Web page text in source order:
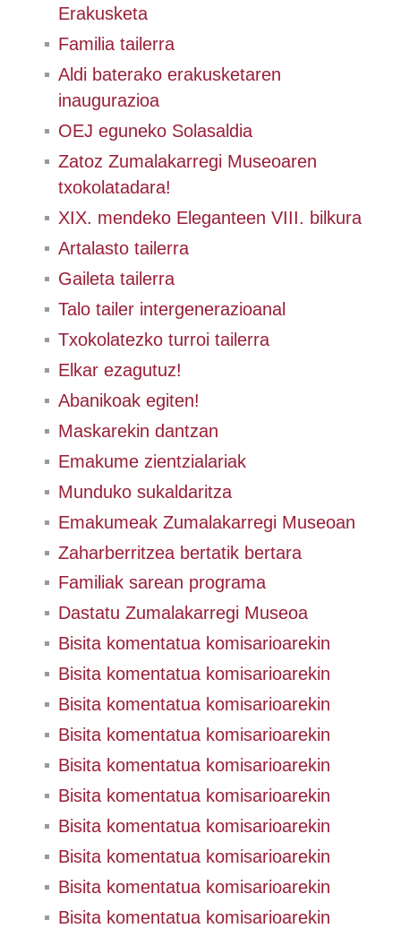
Erakusketa
Familia tailerra
Aldi baterako erakusketaren
inaugurazioa
OEJ eguneko Solasaldia
Zatoz Zumalakarregi Museoaren
txokolatadara!
XIX. mendeko Eleganteen VIII. bilkura
Artalasto tailerra
Gaileta tailerra
Talo tailer intergenerazioanal
Txokolatezko turroi tailerra
Elkar ezagutuz!
Abanikoak egiten!
Maskarekin dantzan
Emakume zientzialariak
Munduko sukaldaritza
Emakumeak Zumalakarregi Museoan
Zaharberritzea bertatik bertara
Familiak sarean programa
Dastatu Zumalakarregi Museoa
Bisita komentatua komisarioarekin
Bisita komentatua komisarioarekin
Bisita komentatua komisarioarekin
Bisita komentatua komisarioarekin
Bisita komentatua komisarioarekin
Bisita komentatua komisarioarekin
Bisita komentatua komisarioarekin
Bisita komentatua komisarioarekin
Bisita komentatua komisarioarekin
Bisita komentatua komisarioarekin